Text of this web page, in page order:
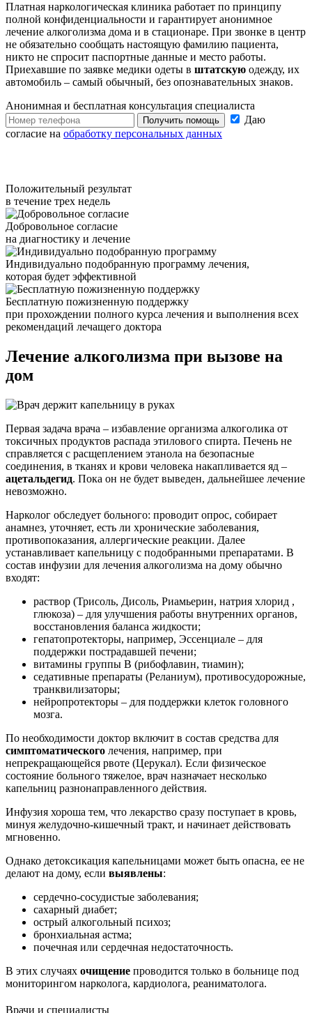
Платная наркологическая клиника работает по принципу
полной конфиденциальности и гарантирует анонимное
лечение алкоголизма дома и в стационаре. При звонке в центр
не обязательно сообщать настоящую фамилию пациента,
никто не спросит паспортные данные и место работы.
Приехавшие по заявке медики одеты в штатскую одежду, их
автомобиль – самый обычный, без опознавательных знаков.
Анонимная и бесплатная консультация специалиста
Получить помощь
Даю
согласие на обработку персональных данных
Положительный результат
в течение трех недель
Добровольное согласие
на диагностику и лечение
Индивидуально подобранную программу лечения,
которая будет эффективной
Бесплатную пожизненную поддержку
при прохождении полного курса лечения и выполнения всех
рекомендаций лечащего доктора
Лечение алкоголизма при вызове на
дом
Первая задача врача – избавление организма алкоголика от
токсичных продуктов распада этилового спирта. Печень не
справляется с расщеплением этанола на безопасные
соединения, в тканях и крови человека накапливается яд –
ацетальдегид. Пока он не будет выведен, дальнейшее лечение
невозможно.
Нарколог обследует больного: проводит опрос, собирает
анамнез, уточняет, есть ли хронические заболевания,
противопоказания, аллергические реакции. Далее
устанавливает капельницу с подобранными препаратами. В
состав инфузии для лечения алкоголизма на дому обычно
входят:
раствор (Трисоль, Дисоль, Риамьерин, натрия хлорид ,
глюкоза) – для улучшения работы внутренних органов,
восстановления баланса жидкости;
гепатопротекторы, например, Эссенциале – для
поддержки пострадавшей печени;
витамины группы В (рибофлавин, тиамин);
седативные препараты (Реланиум), противосудорожные,
транквилизаторы;
нейропротекторы – для поддержки клеток головного
мозга.
По необходимости доктор включит в состав средства для
симптоматического лечения, например, при
непрекращающейся рвоте (Церукал). Если физическое
состояние больного тяжелое, врач назначает несколько
капельниц разнонаправленного действия.
Инфузия хороша тем, что лекарство сразу поступает в кровь,
минуя желудочно-кишечный тракт, и начинает действовать
мгновенно.
Однако детоксикация капельницами может быть опасна, ее не
делают на дому, если выявлены:
сердечно-сосудистые заболевания;
сахарный диабет;
острый алкогольный психоз;
бронхиальная астма;
почечная или сердечная недостаточность.
В этих случаях очищение проводится только в больнице под
мониторингом нарколога, кардиолога, реаниматолога.
Врачи и специалисты